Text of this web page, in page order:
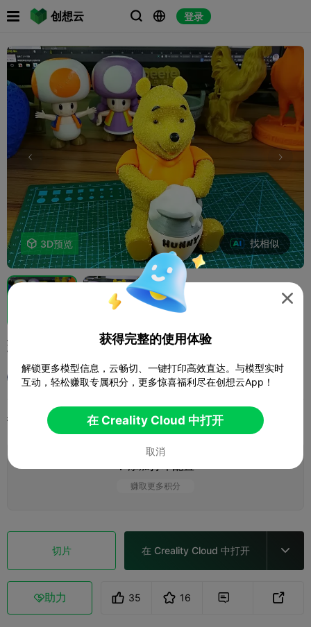
创想云   登录
 
 3D预览 找相似
玩具HUNNY熊（2/2）
深山闲士
打印配置 玩具与游戏
赚取更多积分
切片 在 Creality Cloud 中打开 
助力 35 16  

获得完整的使用体验
解锁更多模型信息，云畅切、一键打印高效直达。与模型实时
互动，轻松赚取专属积分，更多惊喜福利尽在创想云App！
在 Creality Cloud 中打开
取消